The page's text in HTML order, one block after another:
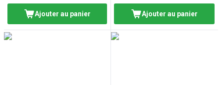
Ajouter au panier Ajouter au panier